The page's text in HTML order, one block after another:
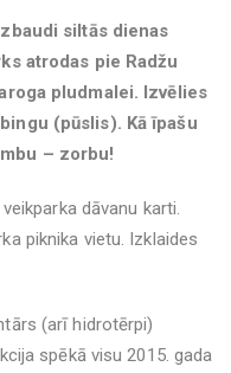
siltās dienas
atrodas pie Radžu
pludmalei. Izvēlies
(pūslis). Kā īpašu
– zorbu!
dāvanu karti.
piknika vietu. Izklaides
(arī hidrotērpi)
spēkā visu 2015. gada